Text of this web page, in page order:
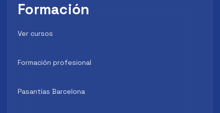
Formación
Ver cursos
Formación profesional
Pasantías Barcelona